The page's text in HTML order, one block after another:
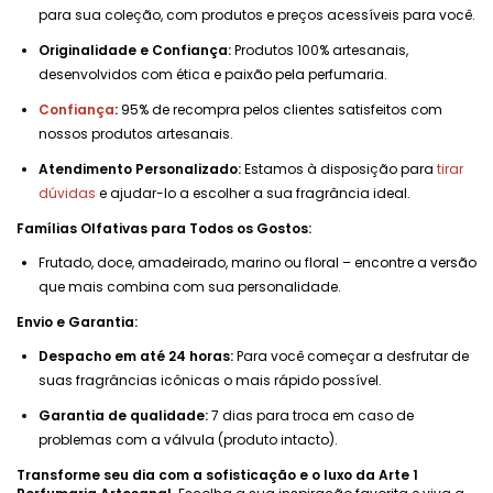
para sua coleção, com produtos e preços acessíveis para você.
Originalidade e Confiança:Produtos 100% artesanais,
desenvolvidos com ética e paixão pela perfumaria.
Confiança: 95% de recompra pelos clientes satisfeitos com
nossos produtos artesanais.
Atendimento Personalizado:Estamos à disposição para tirar
dúvidas e ajudar-lo a escolher a sua fragrância ideal.
Famílias Olfativas para Todos os Gostos:
Frutado, doce, amadeirado, marino ou floral – encontre a versão
que mais combina com sua personalidade.
Envio e Garantia:
Despacho em até 24 horas:Para você começar a desfrutar de
suas fragrâncias icônicas o mais rápido possível.
Garantia de qualidade:7 dias para troca em caso de
problemas com a válvula (produto intacto).
Transforme seu dia com a sofisticação e o luxo da Arte 1